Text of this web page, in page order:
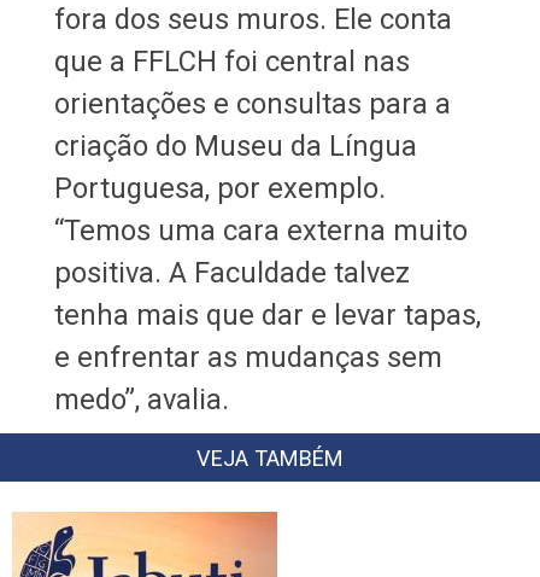
fora dos seus muros. Ele conta
que a FFLCH foi central nas
orientações e consultas para a
criação do Museu da Língua
Portuguesa, por exemplo.
“Temos uma cara externa muito
positiva. A Faculdade talvez
tenha mais que dar e levar tapas,
e enfrentar as mudanças sem
medo”, avalia.
VEJA TAMBÉM